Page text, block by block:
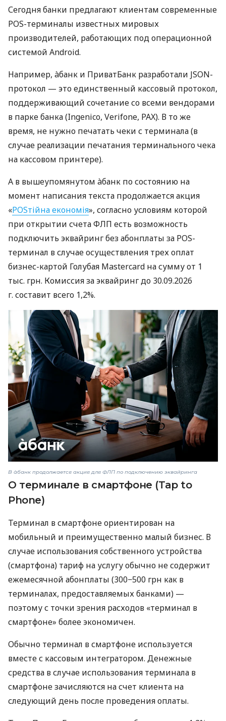
Сегодня банки предлагают клиентам современные
POS-терминалы известных мировых
производителей, работающих под операционной
системой Android.
Например, àбанк и ПриватБанк разработали JSON-
протокол — это единственный кассовый протокол,
поддерживающий сочетание со всеми вендорами
в парке банка (Ingenico, Verifone, PAX). В то же
время, не нужно печатать чеки с терминала (в
случае реализации печатания терминального чека
на кассовом принтере).
А в вышеупомянутом àбанк по состоянию на
момент написания текста продолжается акция
«POSтійна економія», согласно условиям которой
при открытии счета ФЛП есть возможность
подключить эквайринг без абонплаты за POS-
терминал в случае осуществления трех оплат
бизнес-картой Голубая Mastercard на сумму от 1
тыс. грн. Комиссия за эквайринг до 30.09.2026
г. составит всего 1,2%.
В àбанк продолжается акция для ФЛП по подключению эквайринга
О терминале в смартфоне (Tap to
Phone)
Терминал в смартфоне ориентирован на
мобильный и преимущественно малый бизнес. В
случае использования собственного устройства
(смартфона) тариф на услугу обычно не содержит
ежемесячной абонплаты (300−500 грн как в
терминалах, предоставляемых банками) —
поэтому с точки зрения расходов «терминал в
смартфоне» более экономичен.
Обычно терминал в смартфоне используется
вместе с кассовым интегратором. Денежные
средства в случае использования терминала в
смартфоне зачисляются на счет клиента на
следующий день после проведения оплаты.